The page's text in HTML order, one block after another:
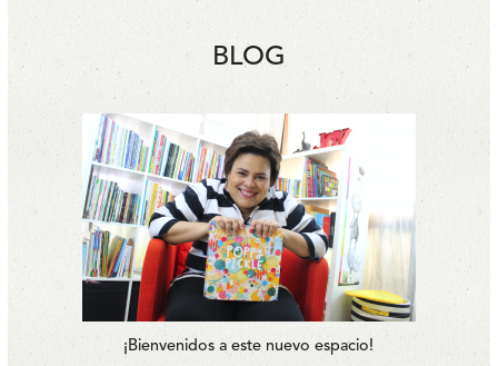
BLOG
¡Bienvenidos a este nuevo espacio!